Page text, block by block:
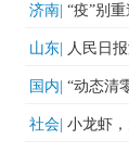
济南| “疫”别
山东| 人民日
时，促丰收
国内| “动态清
定性
社会| 小龙虾